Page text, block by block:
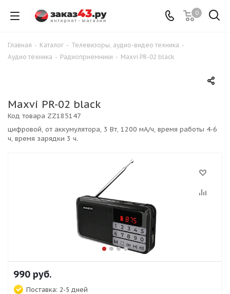
0
Главная - Каталог - Телевизоры, аудио-видео техника -
Аудио техника - Радиоприемники - Maxvi PR-02 black
Maxvi PR-02 black
цифровой, от аккумулятора, 3 Вт, 1200 мА/ч, время работы 4-6
ч, время зарядки 3 ч.
Код товара ZZ185147
990 руб.
Поставка: 2-5 дней